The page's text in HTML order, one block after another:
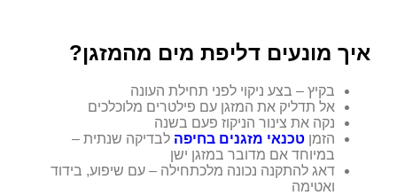
איך מונעים דליפת מים מהמזגן?
בקיץ – בצע ניקוי לפני תחילת העונה
אל תדליק את המזגן עם פילטרים מלוכלכים
נקה את צינור הניקוז פעם בשנה
הזמן טכנאי מזגנים בחיפה לבדיקה שנתית –
במיוחד אם מדובר במזגן ישן
דאג להתקנה נכונה מלכתחילה – עם שיפוע, בידוד
ואטימה